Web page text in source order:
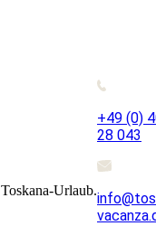
Urlaub.
+49 (0)
28 043